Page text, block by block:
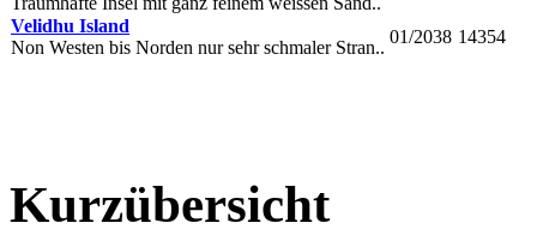
Velidhu Island
Non Westen bis Norden nur sehr schmaler Stran..
01/2038 14354
Kurzübersicht